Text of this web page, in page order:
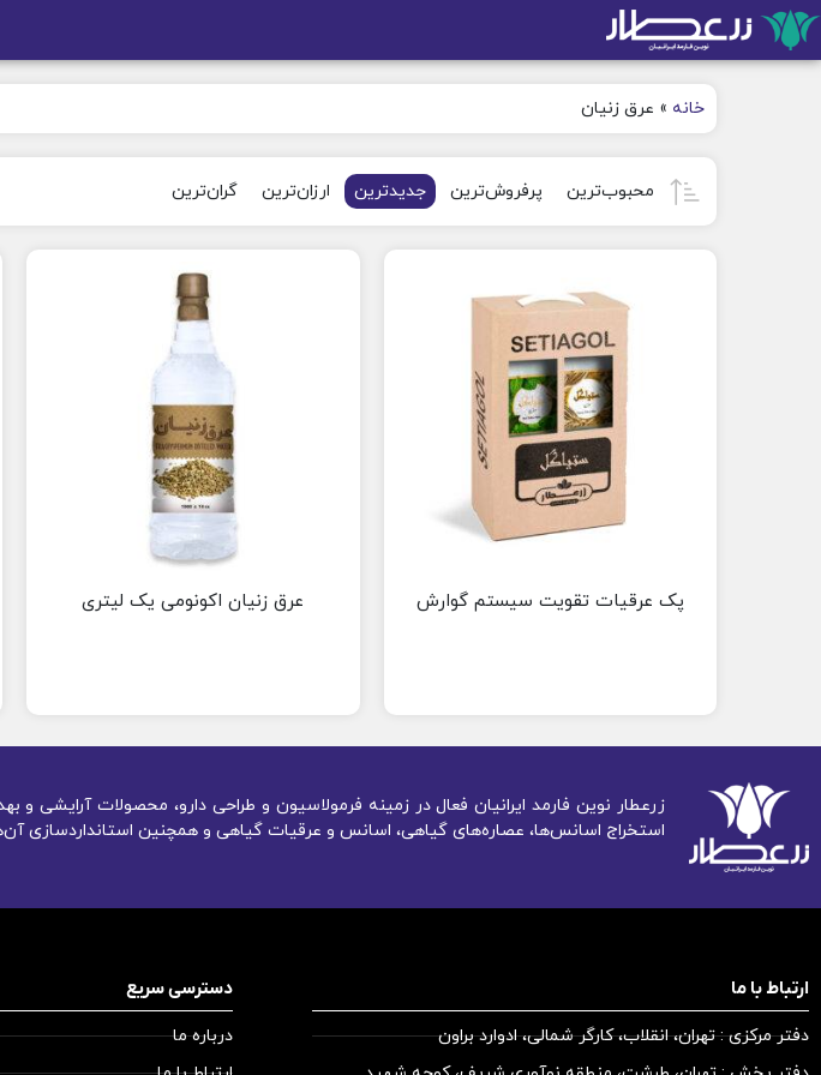
خانه » عرق زنیان
محبوب‌ترین پرفروش‌ترین جدیدترین ارزان‌ترین گران‌ترین
پک عرقیات تقویت سیستم گوارش عرق زنیان اکونومی یک لیتری
زرعطار نوین فارمد ایرانیان فعال در زمینه فرمولاسیون و طراحی دارو، محصولات
استخراج اسانس‌ها، عصاره‌های گیاهی، اسانس و عرقیات گیاهی و همچنین استانداردسازی
ارتباط با ما
دفتر مرکزی : تهران، انقلاب، کارگر شمالی، ادوارد براون
دسترسی سریع
درباره ما